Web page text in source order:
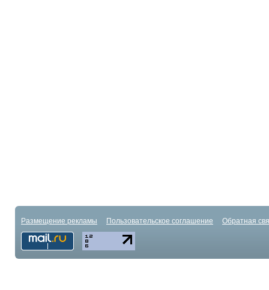
Размещение рекламы Пользовательское соглашение Обратная